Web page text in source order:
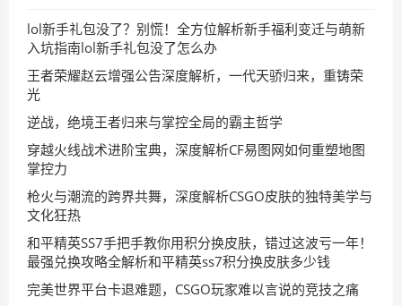
lol新手礼包没了？别慌！全方位解析新手福利变迁与萌新
入坑指南lol新手礼包没了怎么办
王者荣耀赵云增强公告深度解析，一代天骄归来，重铸荣
光
逆战，绝境王者归来与掌控全局的霸主哲学
穿越火线战术进阶宝典，深度解析CF易图网如何重塑地图
掌控力
枪火与潮流的跨界共舞，深度解析CSGO皮肤的独特美学与
文化狂热
和平精英SS7手把手教你用积分换皮肤，错过这波亏一年！
最强兑换攻略全解析和平精英ss7积分换皮肤多少钱
完美世界平台卡退难题，CSGO玩家难以言说的竞技之痛